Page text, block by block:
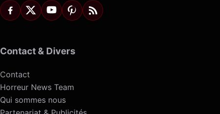
Contact & Divers
Contact
Horreur News Team
Qui sommes nous